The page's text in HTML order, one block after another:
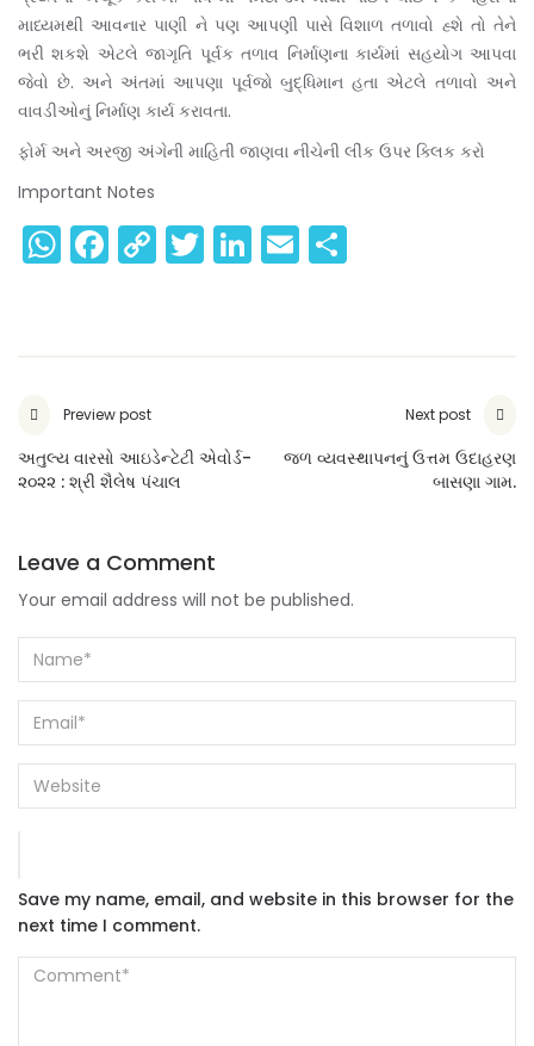
માધ્યમથી આવનાર પાણી ને પણ આપણી પાસે વિશાળ તળાવો હ્શે તો તેને
ભરી શકશે એટલે જાગૃતિ પૂર્વક તળાવ નિર્માણના કાર્યમાં સહયોગ આપવા
જેવો છે. અને અંતમાં આપણા પૂર્વજો બુદ્ધિમાન હતા એટલે તળાવો અને
વાવડીઓનું નિર્માણ કાર્ય કરાવતા.
ફોર્મ અને અરજી અંગેની માહિતી જાણવા નીચેની લીંક ઉપર ક્લિક કરો
Important Notes
WhatsApp
Facebook
Copy
Link
Twitter
LinkedIn
Email
Preview post
અતુલ્ય વારસો આઇડેન્ટેટી એવોર્ડ-
૨૦૨૨ : શ્રી શૈલેષ પંચાલ
Next post
જળ વ્યવસ્થાપનનું ઉત્તમ ઉદાહરણ
બાસણા ગામ.
Leave a Comment
Your email address will not be published.
Save my name, email, and website in this browser for the
next time I comment.